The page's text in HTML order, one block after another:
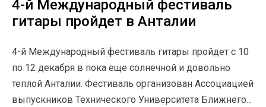
4-й Международный фестиваль
гитары пройдет в Анталии
4-й Международный фестиваль гитары пройдет с 10
по 12 декабря в пока еще солнечной и довольно
теплой Анталии. Фестиваль организован Ассоциацией
выпускников Технического Университета Ближнего...